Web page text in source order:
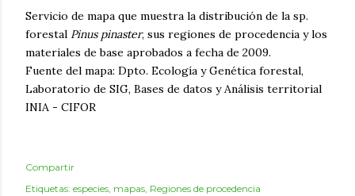
Servicio de mapa que muestra la distribución de la sp.
forestal Pinus pinaster, sus regiones de procedencia y los
materiales de base aprobados a fecha de 2009.
Fuente del mapa: Dpto. Ecología y Genética forestal,
Laboratorio de SIG, Bases de datos y Análisis territorial
INIA - CIFOR
Compartir
Etiquetas: especies mapas Regiones de procedencia